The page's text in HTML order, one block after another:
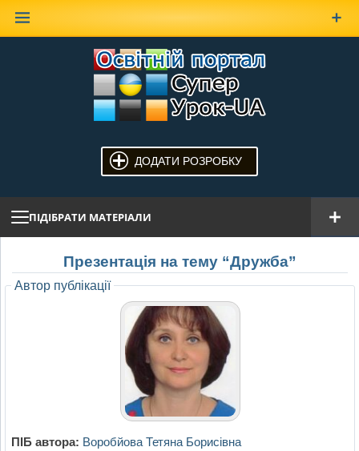
ДОДАТИ РОЗРОБКУ
ПІДІБРАТИ МАТЕРІАЛИ
Презентація на тему “Дружба”
Автор публікації
ПІБ автора: Воробйова Тетяна Борисівна